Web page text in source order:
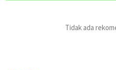
Tidak ada